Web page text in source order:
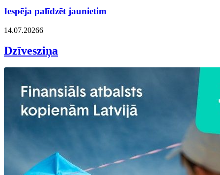
Iespēja palīdzēt jaunietim
14.07.20266
Dzīvesziņa